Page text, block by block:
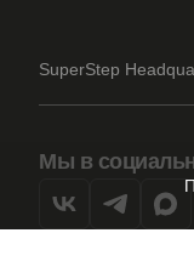
SuperStep
Мы в